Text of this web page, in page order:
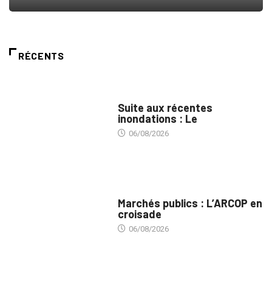
RÉCENTS
Suite aux récentes
inondations : Le
06/08/2026
Marchés publics : L’ARCOP en
croisade
06/08/2026